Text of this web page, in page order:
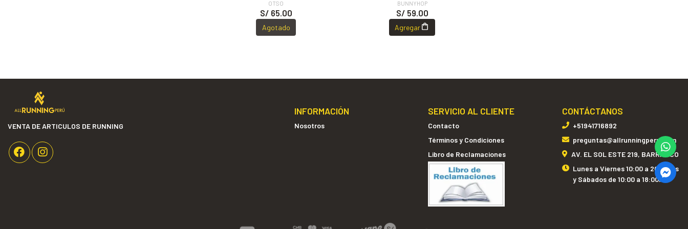
OTSO
S/ 65.00
Agotado
BUNNYHOP
S/ 59.00
Agregar
VENTA DE ARTICULOS DE RUNNING
INFORMACIÓN
Nosotros
SERVICIO AL CLIENTE
Contacto
Términos y Condiciones
Libro de Reclamaciones
CONTÁCTANOS
+51941716892
preguntas@allrunningperu.com
AV. EL SOL ESTE 219, BARRANCO
Lunes a Viernes 10:00 a 20:00hrs
y Sábados de 10:00 a 18:00hrs